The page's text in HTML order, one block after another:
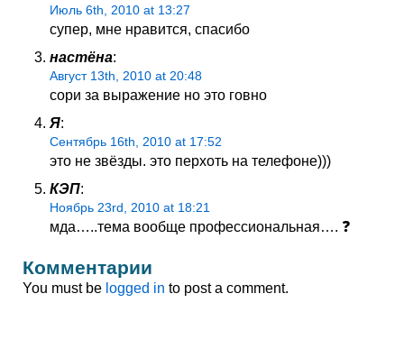
Июль 6th, 2010 at 13:27
супер, мне нравится, спасибо
настёна:
Август 13th, 2010 at 20:48
сори за выражение но это говно
Я:
Сентябрь 16th, 2010 at 17:52
это не звёзды. это перхоть на телефоне)))
КЭП:
Ноябрь 23rd, 2010 at 18:21
мда…..тема вообще профессиональная…. ❓
Комментарии
You must be logged in to post a comment.